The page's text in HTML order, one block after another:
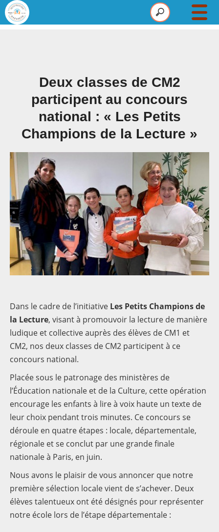
Collège
Pastorale
Infos
Actus
Deux classes de CM2
participent au concours
national : « Les Petits
Champions de la Lecture »
Dans le cadre de l’initiative Les Petits Champions de
la Lecture, visant à promouvoir la lecture de manière
ludique et collective auprès des élèves de CM1 et
CM2, nos deux classes de CM2 participent à ce
concours national.
Placée sous le patronage des ministères de
l’Éducation nationale et de la Culture, cette opération
encourage les enfants à lire à voix haute un texte de
leur choix pendant trois minutes. Ce concours se
déroule en quatre étapes : locale, départementale,
régionale et se conclut par une grande finale
nationale à Paris, en juin.
Nous avons le plaisir de vous annoncer que notre
première sélection locale vient de s’achever. Deux
élèves talentueux ont été désignés pour représenter
notre école lors de l’étape départementale :